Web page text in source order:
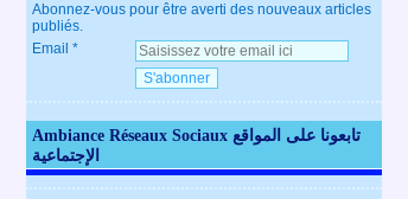
Abonnez-vous pour être averti des nouveaux articles
publiés.
Email
Ambiance Réseaux Sociaux تابعونا على المواقع
الإجتماعية